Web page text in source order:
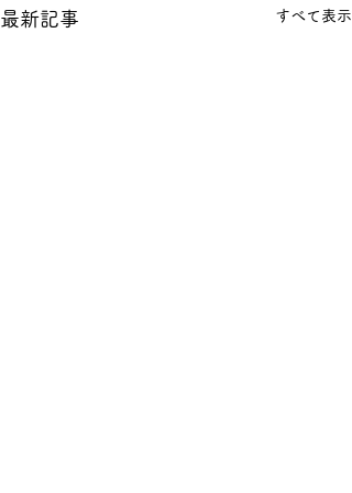
最新記事 すべて表示